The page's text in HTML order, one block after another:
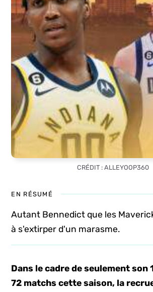
CRÉDIT : ALLEYOOP360
EN RÉSUMÉ
Autant Bennedict que les
à s'extirper d'un marasme.
Dans le cadre de seulement son
72 matchs cette saison, la